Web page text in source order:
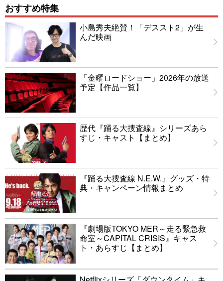
おすすめ特集
小島秀夫絶賛！「デススト2」が生
んだ映画
「金曜ロードショー」2026年の放送
予定【作品一覧】
歴代『踊る大捜査線』シリーズあら
すじ・キャスト【まとめ】
『踊る大捜査線 N.E.W.』グッズ・特
典・キャンペーン情報まとめ
『劇場版TOKYO MER～走る緊急救
命室～CAPITAL CRISIS』キャス
ト・あらすじ【まとめ】